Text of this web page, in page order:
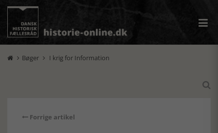
 Bøger  I krig for Information

Forrige artikel